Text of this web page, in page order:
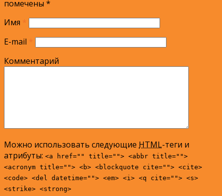
помечены *
Имя *
E-mail *
Комментарий
Можно использовать следующие HTML-теги и
атрибуты: <a href="" title=""> <abbr title="">
<acronym title=""> <b> <blockquote cite=""> <cite>
<code> <del datetime=""> <em> <i> <q cite=""> <s>
<strike> <strong>